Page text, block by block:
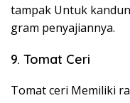
tampak Untuk
gram penyajiannya.
9. Tomat Ceri
Tomat ceri Memiliki